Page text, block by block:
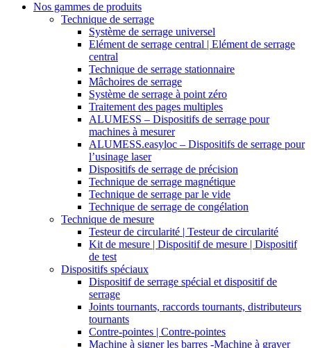
Nos gammes de produits
Technique de serrage
Système de serrage universel
Elément de serrage central | Elément de serrage
central
Technique de serrage stationnaire
Mâchoires de serrage
Système de serrage à point zéro
Traitement des pages multiples
ALUMESS – Dispositifs de serrage pour
machines à mesurer
ALUMESS.easyloc – Dispositifs de serrage pour
l’usinage laser
Dispositifs de serrage de précision
Technique de serrage magnétique
Technique de serrage par le vide
Technique de serrage de congélation
Technique de mesure
Testeur de circularité | Testeur de circularité
Kit de mesure | Dispositif de mesure | Dispositif
de test
Dispositifs spéciaux
Dispositif de serrage spécial et dispositif de
serrage
Joints tournants, raccords tournants, distributeurs
tournants
Contre-pointes | Contre-pointes
Machine à signer les barres -Machine à graver